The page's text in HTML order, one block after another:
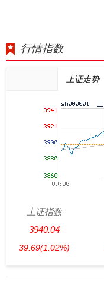
行情指数
上证走势
上证指数
3940.04
39.69(1.02%)